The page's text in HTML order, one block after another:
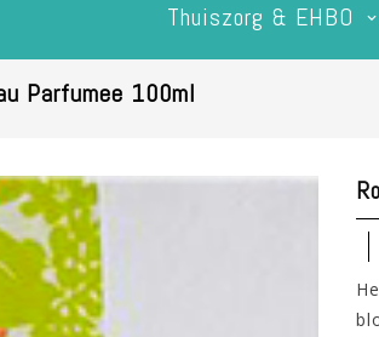
Thuiszorg & EHBO
Parfumee 100ml